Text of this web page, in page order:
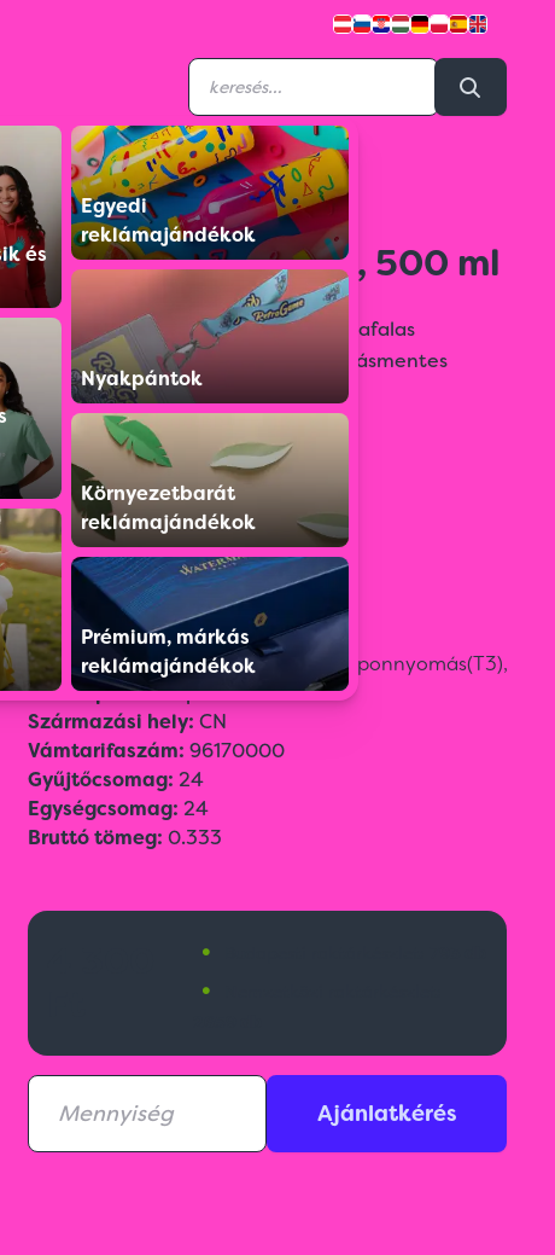
és
Egyedi
reklámajándékok
Nyakpántok
Környezetbarát
reklámajándékok
Prémium, márkás
reklámajándékok
8322644
Kawasaki termosz, 500 ml
Rozsdamentes acélból készült duplafalas
vákuumszigetelt ivópalack, szivárgásmentes
fedővel, 500 ml-es kapacitással.
Színválaszték:
Szín:Sötétkék
Méret:
ø 7,2 × 22,4 cm
Emblémázási technológia:
Gravírozás(G2), Körszita(RS2),
Tamponnyomás(T3),
Adatlap:83226.pdf
Származási hely: CN
Vámtarifaszám: 96170000
Gyűjtőcsomag: 24
Egységcsomag: 24
Bruttó tömeg: 0.333
•
•
Ajánlatkérés